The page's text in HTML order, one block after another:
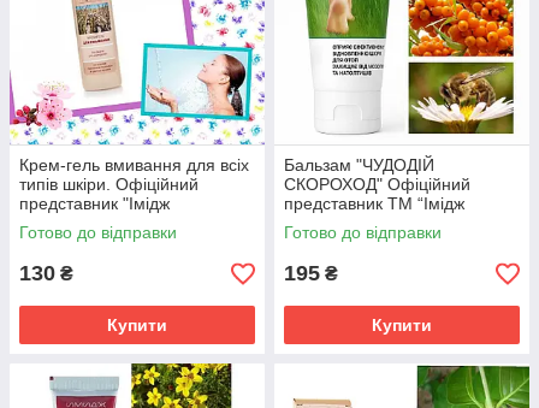
Крем-гель вмивання для всіх
типів шкіри. Офіційний
представник "Імідж
лабораторії"
Готово до відправки
130 ₴
Купити
Бальзам "ЧУДОДІЙ
СКОРОХОД" Офіційний
представник ТМ “Імідж
лабораторія“
Готово до відправки
195 ₴
Купити